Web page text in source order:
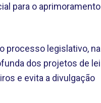
para o aprimoramento
processo legislativo, na
dos projetos de lei
e evita a divulgação